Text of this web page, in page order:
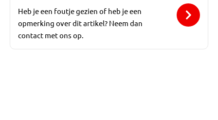
Heb je een foutje gezien of heb je een
opmerking over dit artikel? Neem dan
contact met ons op.